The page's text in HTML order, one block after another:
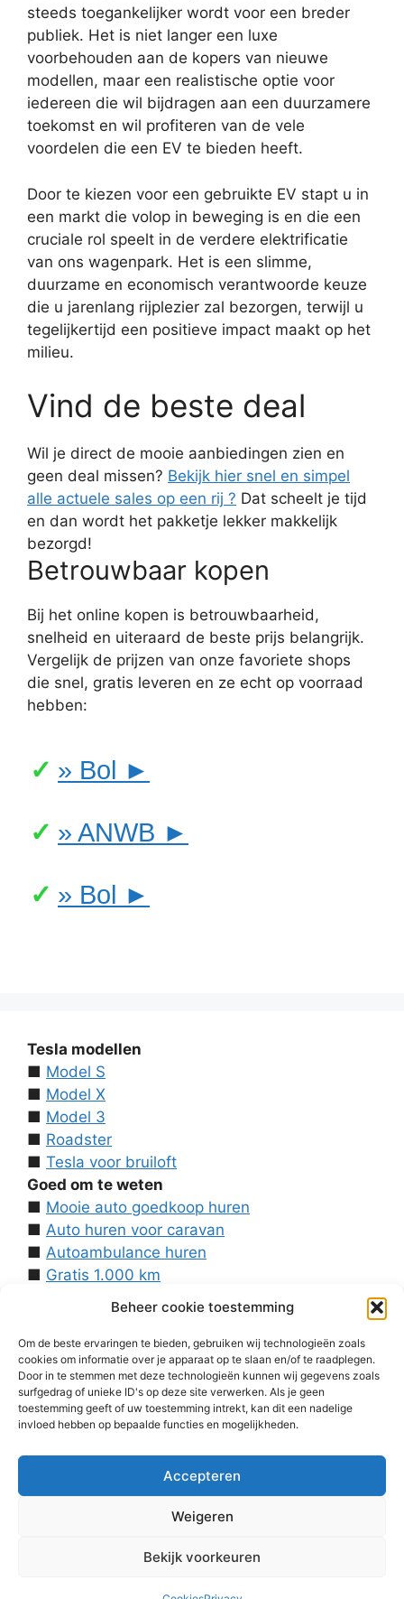
Beheer cookie toestemming
Om de beste ervaringen te bieden, gebruiken wij technologieën zoals
cookies om informatie over je apparaat op te slaan en/of te raadplegen.
Door in te stemmen met deze technologieën kunnen wij gegevens zoals
surfgedrag of unieke ID's op deze site verwerken. Als je geen
toestemming geeft of uw toestemming intrekt, kan dit een nadelige
invloed hebben op bepaalde functies en mogelijkheden.
Accepteren
Weigeren
Bekijk voorkeuren
steeds toegankelijker wordt voor een breder
publiek. Het is niet langer een luxe
voorbehouden aan de kopers van nieuwe
modellen, maar een realistische optie voor
iedereen die wil bijdragen aan een duurzamere
toekomst en wil profiteren van de vele
voordelen die een EV te bieden heeft.
Door te kiezen voor een gebruikte EV stapt u in
een markt die volop in beweging is en die een
cruciale rol speelt in de verdere elektrificatie
van ons wagenpark. Het is een slimme,
duurzame en economisch verantwoorde keuze
die u jarenlang rijplezier zal bezorgen, terwijl u
tegelijkertijd een positieve impact maakt op het
milieu.
Vind de beste deal
Wil je direct de mooie aanbiedingen zien en
geen deal missen? Bekijk hier snel en simpel
alle actuele sales op een rij ? Dat scheelt je tijd
en dan wordt het pakketje lekker makkelijk
bezorgd!
Betrouwbaar kopen
Bij het online kopen is betrouwbaarheid,
snelheid en uiteraard de beste prijs belangrijk.
Vergelijk de prijzen van onze favoriete shops
die snel, gratis leveren en ze echt op voorraad
hebben:
» Bol ►
» ANWB ►
» Bol ►
Tesla modellen
■ Model S
■ Model X
■ Model 3
■ Roadster
■ Tesla voor bruiloft
Goed om te weten
■ Mooie auto goedkoop huren
■ Auto huren voor caravan
■ Autoambulance huren
■ Gratis 1.000 km
■Voorwaarden
■Disclaimer
■Cookies
■Privacy
■Homepage
© 2026 Huren Tesla• Gebouwd met